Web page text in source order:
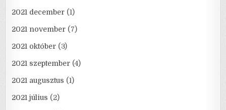
2021 december (1)
2021 november (7)
2021 október (3)
2021 szeptember (4)
2021 augusztus (1)
2021 július (2)